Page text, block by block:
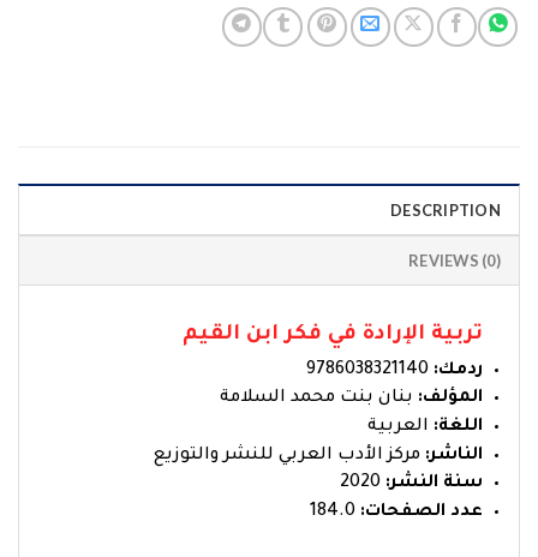
DESCRIPTION
REVIEWS (0)
تربية الإرادة في فكر ابن القيم
ردمك:
المؤلف: بنان بنت محمد السلامة
اللغة: العربية
الناشر: مركز الأدب العربي للنشر والتوزيع
سنة النشر:
عدد الصفحات: